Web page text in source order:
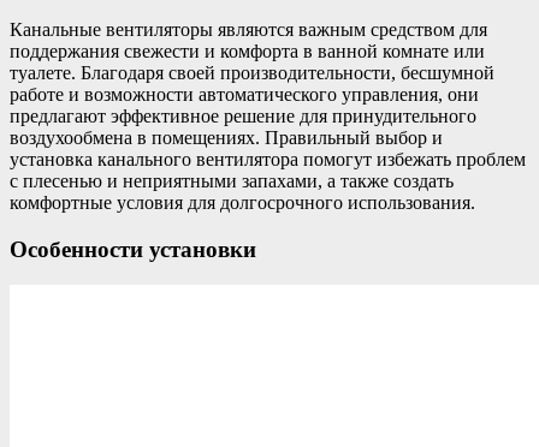
Канальные вентиляторы являются важным средством для
поддержания свежести и комфорта в ванной комнате или
туалете. Благодаря своей производительности, бесшумной
работе и возможности автоматического управления, они
предлагают эффективное решение для принудительного
воздухообмена в помещениях. Правильный выбор и
установка канального вентилятора помогут избежать проблем
с плесенью и неприятными запахами, а также создать
комфортные условия для долгосрочного использования.
Особенности установки